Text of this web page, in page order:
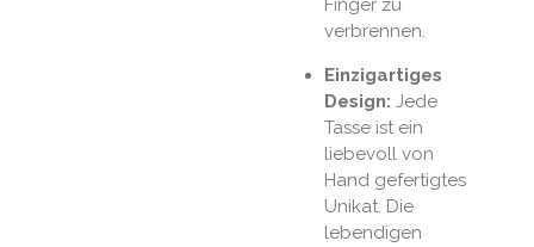
Finger zu
verbrennen.
Einzigartiges
Design: Jede
Tasse ist ein
liebevoll von
Hand gefertigtes
Unikat. Die
lebendigen